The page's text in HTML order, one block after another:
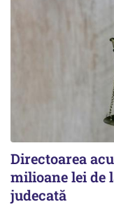
Directoarea
milioane lei de
judecată